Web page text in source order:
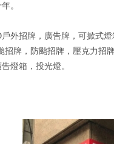
。
招牌，廣告牌，可掀式
牌，防颱招牌，壓克力招
燈箱，投光燈。